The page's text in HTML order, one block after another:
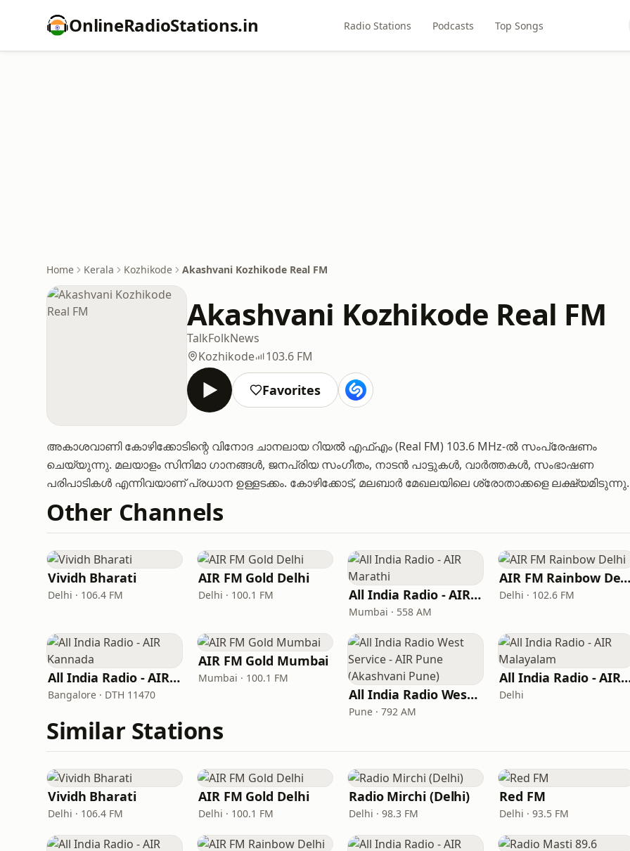
OnlineRadioStations.in Radio Stations Podcasts Top Songs
Home Kerala Kozhikode Akashvani Kozhikode Real FM
Akashvani Kozhikode Real FM
TalkFolkNews
Kozhikode
103.6 FM
Favorites
അകാശവാണി കോഴിക്കോടിന്റെ വിനോദ ചാനലായ റിയൽ എഫ്എം (Real FM) 103.6 MHz-ൽ സംപ്രേഷണം
ചെയ്യുന്നു. മലയാളം സിനിമാ ഗാനങ്ങൾ, ജനപ്രിയ സംഗീതം, നാടൻ പാട്ടുകൾ, വാർത്തകൾ, സംഭാഷണ
പരിപാടികൾ എന്നിവയാണ് പ്രധാന ഉള്ളടക്കം. കോഴിക്കോട്, മലബാർ മേഖലയിലെ ശ്രോതാക്കളെ ലക്ഷ്യമിടുന്നു.
Other Channels
Vividh Bharati
Delhi · 106.4 FM
AIR FM Gold Delhi
Delhi · 100.1 FM All India Radio - AIR Marathi
Mumbai · 558 AM
AIR FM
Delhi · 102.6 FM
All India Radio - AIR Kannada
Bangalore · DTH 11470
AIR FM Gold Mumbai
Mumbai · 100.1 FM
All India Radio West Service - AIR Pune (Akashvani Pune)
Pune · 792 AM
All India Radio -
Delhi
Similar Stations
Vividh Bharati
Delhi · 106.4 FM
AIR FM Gold Delhi
Delhi · 100.1 FM
Radio Mirchi (Delhi)
Delhi · 98.3 FM
Red FM
Delhi · 93.5 FM